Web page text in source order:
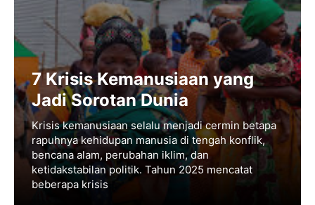
7 Krisis Kemanusiaan yang
Jadi Sorotan Dunia
Krisis kemanusiaan selalu menjadi cermin betapa
rapuhnya kehidupan manusia di tengah konflik,
bencana alam, perubahan iklim, dan
ketidakstabilan politik. Tahun 2025 mencatat
beberapa krisis